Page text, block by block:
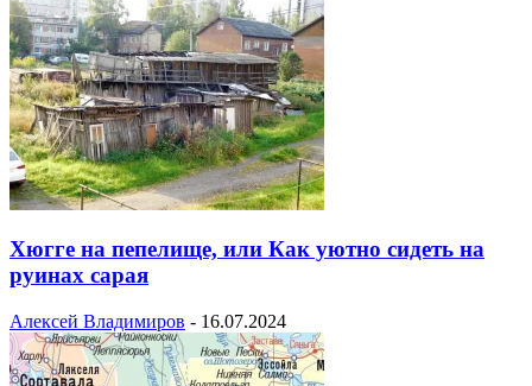
Хюгге на пепелище, или Как уютно сидеть на
руинах сарая
Алексей Владимиров - 16.07.2024